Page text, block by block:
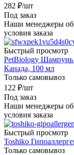
282 ₽/шт
Под заказ
Наши менеджеры
условия заказа
Быстрый просмотр
PetBiology Шампунь
Канада, 100 мл
Только самовывоз
122 ₽/шт
Под заказ
Наши менеджеры
условия заказа
Быстрый просмотр
Toshiko
Только самовывоз